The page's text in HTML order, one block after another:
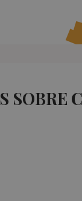
SOBRE